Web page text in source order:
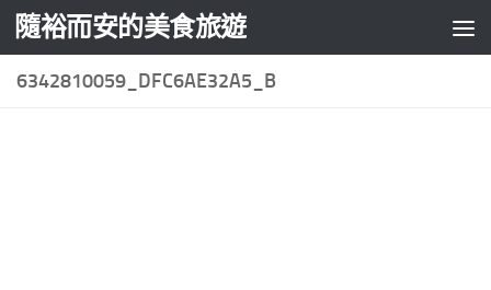
Skip to content
隨裕而安的美食旅遊
6342810059_DFC6AE32A5_B